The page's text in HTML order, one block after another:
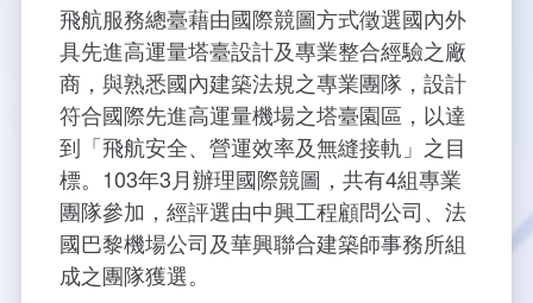
活動訊息
電子相簿
RSS訂閱
業務職掌
編制及預算員額
首長介紹
大事紀
五十週年紀念專區
服務介紹
服務進化史
飛航情報
服務介紹
服務進化史
航空氣象
服務介紹
服務進化史
航空通信
服務介紹
服務進化史
航空電子
服務介紹
安全管理
年統計資訊
管制架次統計
月統計資訊
桃園機場航班分時統計
便民服務
意見交流
人民陳情
意見信箱
總臺長與民有約
線上申辦
參訪申請
氣象資料申辦
資料開放
氣象報文歷史資料
常見問答
業務宣導
宣導短片
出版品
相關連結
專區服務
塔臺園區新建工程專區
計畫簡介
主動公開資訊
飛航服務總臺藉由國際競圖方式徵選國內外
具先進高運量塔臺設計及專業整合經驗之廠
商，與熟悉國內建築法規之專業團隊，設計
符合國際先進高運量機場之塔臺園區，以達
到「飛航安全、營運效率及無縫接軌」之目
標。103年3月辦理國際競圖，共有4組專業
團隊參加，經評選由中興工程顧問公司、法
國巴黎機場公司及華興聯合建築師事務所組
成之團隊獲選。